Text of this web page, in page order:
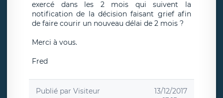
exercé dans les 2 mois qui suivent la
notification de la décision faisant grief afin
de faire courir un nouveau délai de 2 mois ?
Merci à vous.
Fred
Publié par Visiteur
13/12/2017